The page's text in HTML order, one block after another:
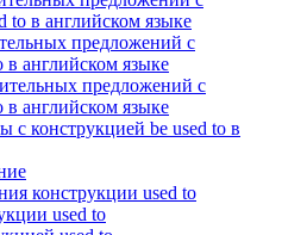
to в английском языке
предложений с
в английском языке
предложений с
в английском языке
конструкцией be used to в
конструкции used to
used to